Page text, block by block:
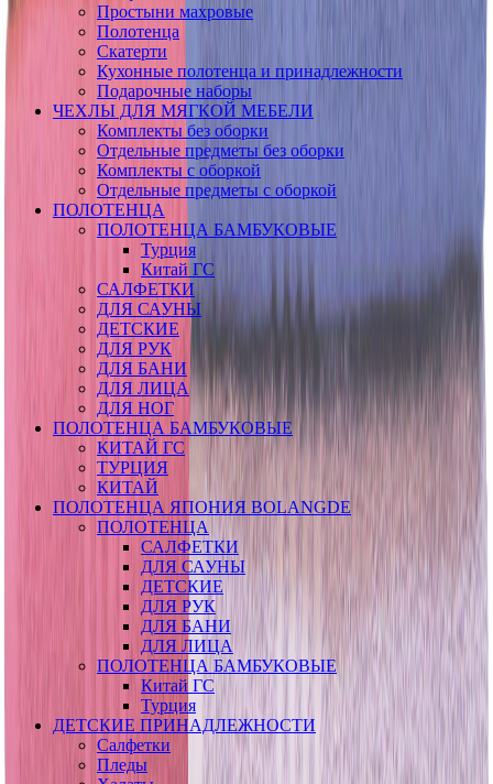
Простыни махровые
Полотенца
Скатерти
Кухонные полотенца и принадлежности
Подарочные наборы
ЧЕХЛЫ ДЛЯ МЯГКОЙ МЕБЕЛИ
Комплекты без оборки
Отдельные предметы без оборки
Комплекты с оборкой
Отдельные предметы с оборкой
ПОЛОТЕНЦА
ПОЛОТЕНЦА БАМБУКОВЫЕ
Турция
Китай ГС
САЛФЕТКИ
ДЛЯ САУНЫ
ДЕТСКИЕ
ДЛЯ РУК
ДЛЯ БАНИ
ДЛЯ ЛИЦА
ДЛЯ НОГ
ПОЛОТЕНЦА БАМБУКОВЫЕ
КИТАЙ ГС
ТУРЦИЯ
КИТАЙ
ПОЛОТЕНЦА ЯПОНИЯ BOLANGDE
ПОЛОТЕНЦА
САЛФЕТКИ
ДЛЯ САУНЫ
ДЕТСКИЕ
ДЛЯ РУК
ДЛЯ БАНИ
ДЛЯ ЛИЦА
ПОЛОТЕНЦА БАМБУКОВЫЕ
Китай ГС
Турция
ДЕТСКИЕ ПРИНАДЛЕЖНОСТИ
Салфетки
Пледы